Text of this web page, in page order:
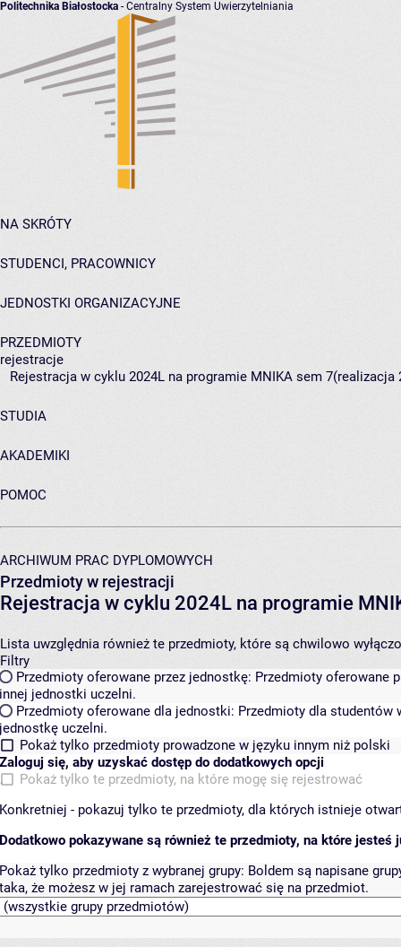
Politechnika Białostocka - Centralny System Uwierzytelniania
NA SKRÓTY
STUDENCI, PRACOWNICY
JEDNOSTKI ORGANIZACYJNE
PRZEDMIOTY
rejestracje
Rejestracja w cyklu 2024L na programie MNIKA sem 7(realizacja
STUDIA
AKADEMIKI
POMOC
ARCHIWUM PRAC DYPLOMOWYCH
Przedmioty w rejestracji
Rejestracja w cyklu 2024L na programie
Lista uwzględnia również te przedmioty, które są chwilowo
Filtry
Przedmioty oferowane przez jednostkę: Przedmioty oferowane
innej jednostki uczelni.
Przedmioty oferowane dla jednostki: Przedmioty dla studentów
jednostkę uczelni.
Pokaż tylko przedmioty prowadzone w języku innym niż polski
Zaloguj się, aby uzyskać dostęp do dodatkowych opcji
Pokaż tylko te przedmioty, na które mogę się rejestrować
Konkretniej - pokazuj tylko te przedmioty, dla których istnieje
Dodatkowo pokazywane są również te przedmioty, na które jesteś
Pokaż tylko przedmioty z wybranej grupy: Boldem są napisane
taka, że możesz w jej ramach zarejestrować się na przedmiot.